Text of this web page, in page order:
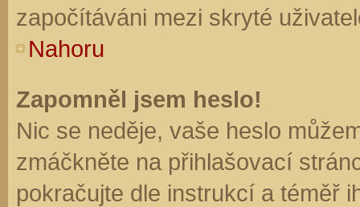
započítáváni mezi skryté
Nahoru
Zapomněl jsem heslo!
Nic se neděje, vaše heslo
zmáčkněte na přihlašovací
pokračujte dle instrukcí a téměř